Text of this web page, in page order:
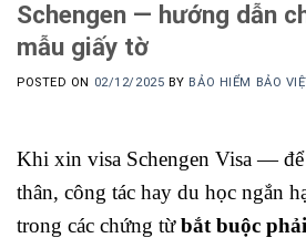
Schengen — hướng dẫn
mẫu giấy tờ
POSTED ON 02/12/2025 BY BẢO HIỂM BẢO
Khi xin visa Schengen Visa —
thân, công tác hay du học ngắn
trong các chứng từbắt buộc